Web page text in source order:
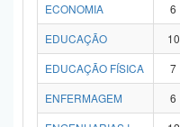
ECONOMIA
6
EDUCAÇÃO
10
EDUCAÇÃO FÍSICA
7
ENFERMAGEM
6